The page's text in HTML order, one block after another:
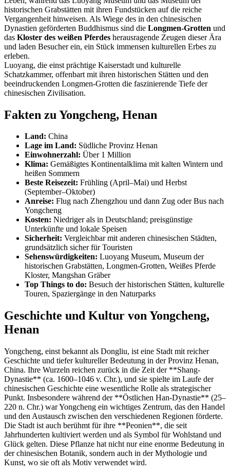
historischen Grabstätten mit ihren Fundstücken auf die reiche
Vergangenheit hinweisen. Als Wiege des in den chinesischen
Dynastien geförderten Buddhismus sind die Longmen-Grotten und
das Kloster des weißen Pferdes herausragende Zeugen dieser Ära
und laden Besucher ein, ein Stück immensen kulturellen Erbes zu
erleben.
Luoyang, die einst prächtige Kaiserstadt und kulturelle
Schatzkammer, offenbart mit ihren historischen Stätten und den
beeindruckenden Longmen-Grotten die faszinierende Tiefe der
chinesischen Zivilisation.
Fakten zu Yongcheng, Henan
Land: China
Lage im Land: Südliche Provinz Henan
Einwohnerzahl: Über 1 Million
Klima: Gemäßigtes Kontinentalklima mit kalten Wintern und
heißen Sommern
Beste Reisezeit: Frühling (April–Mai) und Herbst
(September–Oktober)
Anreise: Flug nach Zhengzhou und dann Zug oder Bus nach
Yongcheng
Kosten: Niedriger als in Deutschland; preisgünstige
Unterkünfte und lokale Speisen
Sicherheit: Vergleichbar mit anderen chinesischen Städten,
grundsätzlich sicher für Touristen
Sehenswürdigkeiten: Luoyang Museum, Museum der
historischen Grabstätten, Longmen-Grotten, Weißes Pferde
Kloster, Mangshan Gräber
Top Things to do: Besuch der historischen Stätten, kulturelle
Touren, Spaziergänge in den Naturparks
Geschichte und Kultur von Yongcheng,
Henan
Yongcheng, einst bekannt als Dongliu, ist eine Stadt mit reicher
Geschichte und tiefer kultureller Bedeutung in der Provinz Henan,
China. Ihre Wurzeln reichen zurück in die Zeit der **Shang-
Dynastie** (ca. 1600–1046 v. Chr.), und sie spielte im Laufe der
chinesischen Geschichte eine wesentliche Rolle als strategischer
Punkt. Insbesondere während der **Östlichen Han-Dynastie** (25–
220 n. Chr.) war Yongcheng ein wichtiges Zentrum, das den Handel
und den Austausch zwischen den verschiedenen Regionen förderte.
Die Stadt ist auch berühmt für ihre **Peonien**, die seit
Jahrhunderten kultiviert werden und als Symbol für Wohlstand und
Glück gelten. Diese Pflanze hat nicht nur eine enorme Bedeutung in
der chinesischen Botanik, sondern auch in der Mythologie und
Kunst, wo sie oft als Motiv verwendet wird.